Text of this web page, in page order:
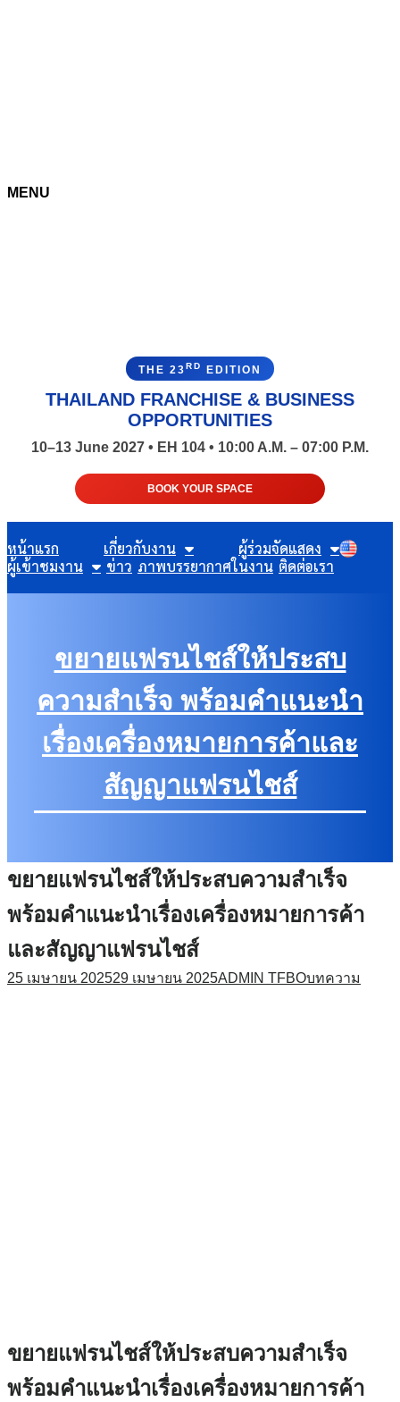
MENU
THE 23RD EDITION
THAILAND FRANCHISE & BUSINESS
OPPORTUNITIES
10–13 June 2027 • EH 104 • 10:00 A.M. – 07:00 P.M.
BOOK YOUR SPACE
หน้าแรก เกี่ยวกับงาน
ผู้ร่วมจัดแสดง
ผู้เข้าชมงาน
ข่าว ภาพบรรยากาศในงาน ติดต่อเรา
ขยายแฟรนไชส์ให้ประสบ
ความสำเร็จ พร้อมคำแนะนำ
เรื่องเครื่องหมายการค้าและ
สัญญาแฟรนไชส์
ขยายแฟรนไชส์ให้ประสบความสำเร็จ
พร้อมคำแนะนำเรื่องเครื่องหมายการค้า
และสัญญาแฟรนไชส์
25 เมษายน 202529 เมษายน 2025ADMIN TFBOบทความ
ขยายแฟรนไชส์ให้ประสบความสำเร็จ
พร้อมคำแนะนำเรื่องเครื่องหมายการค้า